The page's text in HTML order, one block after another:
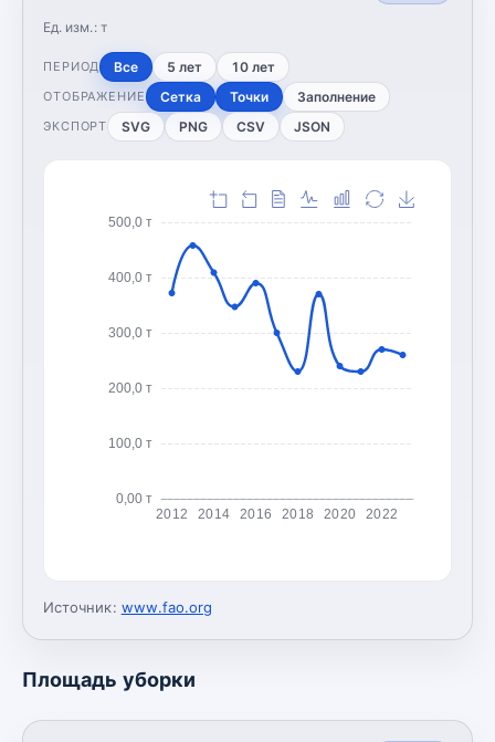
Ед. изм.: т
ПЕРИОД Все 5 лет 10 лет
ОТОБРАЖЕНИЕ Сетка Точки Заполнение
ЭКСПОРТ SVG PNG CSV JSON
0,00 т
100,0 т
200,0 т
300,0 т
400,0 т
500,0 т
2012 2014 2016 2018 2020 2022
Источник: www.fao.org
Площадь уборки